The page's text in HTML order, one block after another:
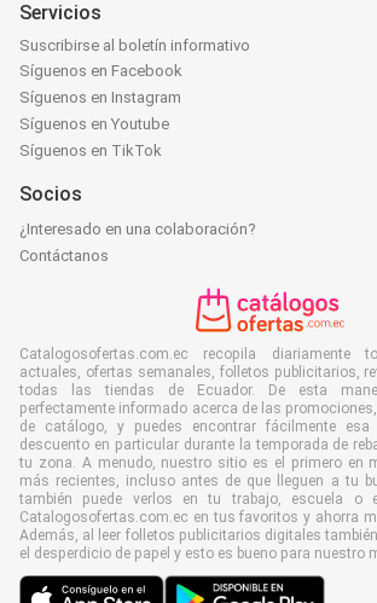
Servicios
Suscribirse al boletín informativo
Síguenos en Facebook
Síguenos en Instagram
Síguenos en Youtube
Síguenos en TikTok
Socios
¿Interesado en una colaboración?
Contáctanos
Catalogosofertas.com.ec recopila diariamente
actuales, ofertas semanales, folletos publicitarios,
todas las tiendas de Ecuador. De esta
perfectamente informado acerca de las
de catálogo, y puedes encontrar fácilmente
descuento en particular durante la temporada de
tu zona. A menudo, nuestro sitio es el primero en
más recientes, incluso antes de que lleguen a tu
también puede verlos en tu trabajo, escuela o
Catalogosofertas.com.ec en tus favoritos y ahorra
Además, al leer folletos publicitarios digitales
el desperdicio de papel y esto es bueno para nuestro